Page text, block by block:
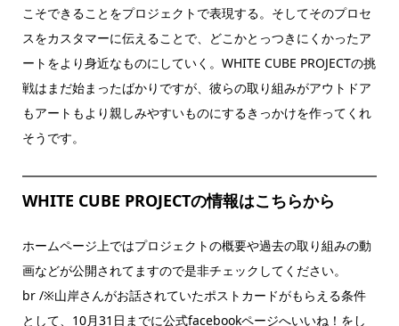
こそできることをプロジェクトで表現する。そしてそのプロセ
スをカスタマーに伝えることで、どこかとっつきにくかったア
ートをより身近なものにしていく。WHITE CUBE PROJECTの挑
戦はまだ始まったばかりですが、彼らの取り組みがアウトドア
もアートもより親しみやすいものにするきっかけを作ってくれ
そうです。
WHITE CUBE PROJECTの情報はこちらから
ホームページ上ではプロジェクトの概要や過去の取り組みの動
画などが公開されてますので是非チェックしてください。
br /※山岸さんがお話されていたポストカードがもらえる条件
として、10月31日までに公式facebookページへいいね！をし